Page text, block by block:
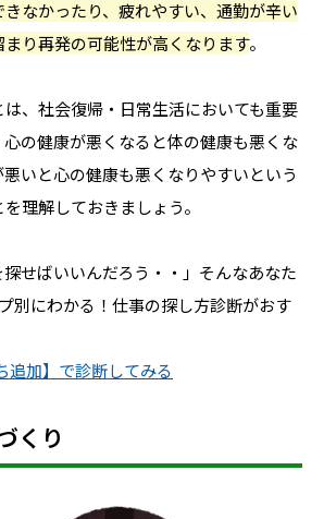
なかったり、疲れやすい、通勤が辛い
り再発の可能性が高くなります。
、社会復帰・日常生活においても重要
の健康が悪くなると体の健康も悪くな
いと心の健康も悪くなりやすいという
理解しておきましょう。
探せばいいんだろう・・」そんなあなた
別にわかる！仕事の探し方診断がおす
加】で診断してみる
くり